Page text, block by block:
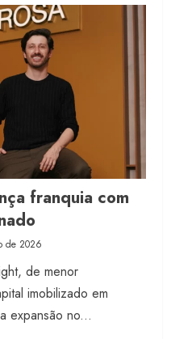
com estoque
4 de agosto de 2026
UE prevê
longa para
de agosto de 2026
franquia com
de 2026
de menor
imobilizado em
expansão no...